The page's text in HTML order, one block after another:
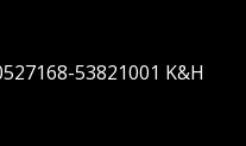
53821001 K&H